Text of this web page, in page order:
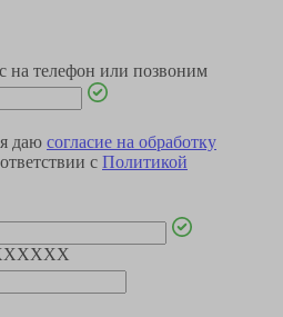
на телефон или позвоним
даю согласие на обработку
с Политикой